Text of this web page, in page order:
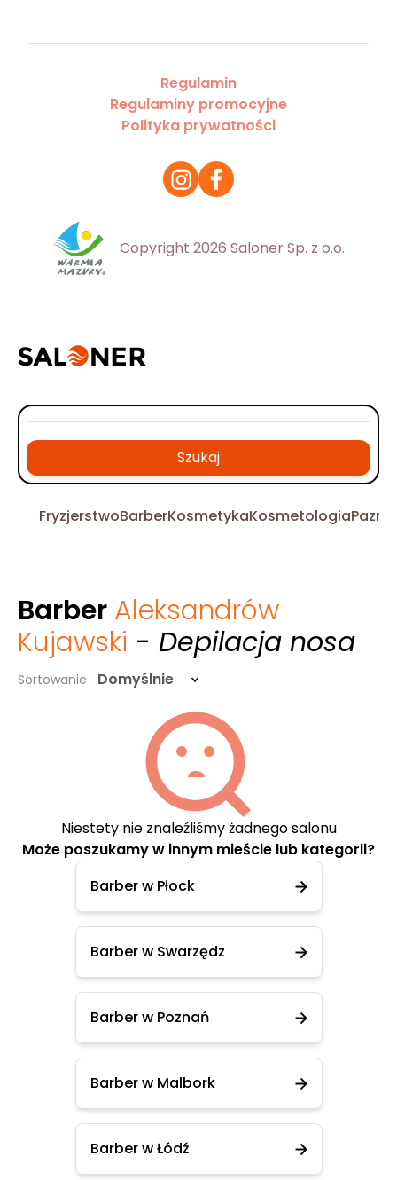
Regulamin
Regulaminy promocyjne
Polityka prywatności
Copyright 2026 Saloner Sp. z o.o.
Szukaj
FryzjerstwoBarberKosmetykaKosmetologia
Barber Aleksandrów
Kujawski - Depilacja nosa
Sortowanie Domyślnie
Niestety nie znaleźliśmy żadnego salonu
Może poszukamy w innym mieście lub kategorii?
Barber w Płock
Barber w Swarzędz
Barber w Poznań
Barber w Malbork
Barber w Łódź